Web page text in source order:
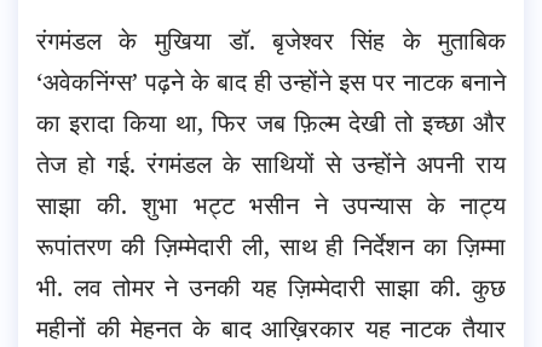
रंगमंडल के मुखिया डॉ. बृजेश्वर सिंह के मुताबिक
‘अवेकनिंग्स’ पढ़ने के बाद ही उन्होंने इस पर नाटक बनाने
का इरादा किया था, फिर जब फ़िल्म देखी तो इच्छा और
तेज हो गई. रंगमंडल के साथियों से उन्होंने अपनी राय
साझा की. शुभा भट्ट भसीन ने उपन्यास के नाट्य
रूपांतरण की ज़िम्मेदारी ली, साथ ही निर्देशन का ज़िम्मा
भी. लव तोमर ने उनकी यह ज़िम्मेदारी साझा की. कुछ
महीनों की मेहनत के बाद आख़िरकार यह नाटक तैयार